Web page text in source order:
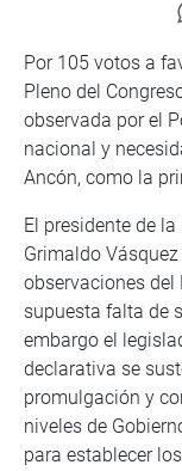
Por 105 votos a
Pleno del
observada por el
nacional y
Ancón, como la
El presidente de
Grimaldo
observaciones
supuesta falta de
embargo el
declarativa se
promulgación y
niveles de
para establecer